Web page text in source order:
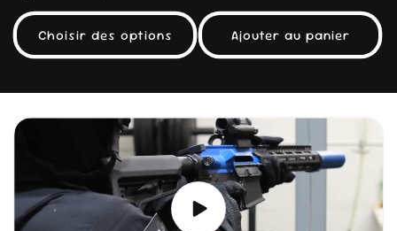
habituel
Choisir des options Ajouter au panier